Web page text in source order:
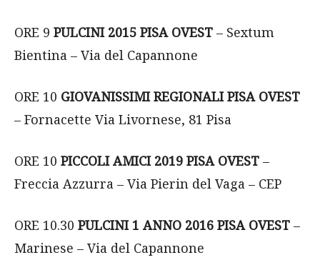
ORE 9 PULCINI 2015 PISA OVEST – Sextum
Bientina – Via del Capannone
ORE 10 GIOVANISSIMI REGIONALI PISA OVEST
– Fornacette Via Livornese, 81 Pisa
ORE 10 PICCOLI AMICI 2019 PISA OVEST –
Freccia Azzurra – Via Pierin del Vaga – CEP
ORE 10.30 PULCINI 1 ANNO 2016 PISA OVEST –
Marinese – Via del Capannone